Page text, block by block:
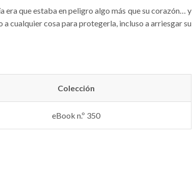
era que estaba en peligro algo más que su corazón… y
a cualquier cosa para protegerla, incluso a arriesgar su
Colección
eBook n.º 350